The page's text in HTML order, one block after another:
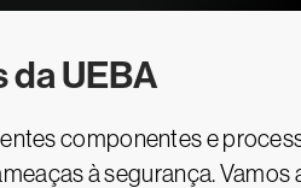
UEBA
componentes e
à segurança.